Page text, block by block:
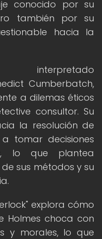
conocido por su
también por su
hacia la
interpretado
Cumberbatch,
a dilemas éticos
consultor. Su
la resolución de
tomar decisiones
lo que plantea
sus métodos y su
explora cómo
Holmes choca con
y morales, lo que